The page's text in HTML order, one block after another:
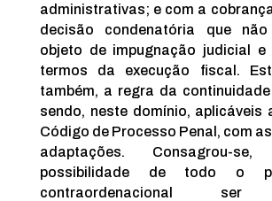
administrativas; e com a
decisão condenatória que
objeto de impugnação judicial
termos da execução fiscal.
também, a regra da
sendo, neste domínio, aplicáveis
Código de Processo Penal, com
adaptações. Consagrou-
possibilidade de todo o
contraordenacional ser